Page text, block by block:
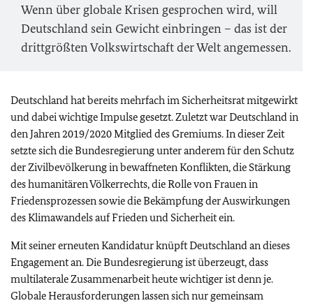
Wenn über globale Krisen gesprochen wird, will
Deutschland sein Gewicht einbringen – das ist der
drittgrößten Volkswirtschaft der Welt angemessen.
Deutschland hat bereits mehrfach im Sicherheitsrat mitgewirkt
und dabei wichtige Impulse gesetzt. Zuletzt war Deutschland in
den Jahren 2019/2020 Mitglied des Gremiums. In dieser Zeit
setzte sich die Bundesregierung unter anderem für den Schutz
der Zivilbevölkerung in bewaffneten Konflikten, die Stärkung
des humanitären Völkerrechts, die Rolle von Frauen in
Friedensprozessen sowie die Bekämpfung der Auswirkungen
des Klimawandels auf Frieden und Sicherheit ein.
Mit seiner erneuten Kandidatur knüpft Deutschland an dieses
Engagement an. Die Bundesregierung ist überzeugt, dass
multilaterale Zusammenarbeit heute wichtiger ist denn je.
Globale Herausforderungen lassen sich nur gemeinsam